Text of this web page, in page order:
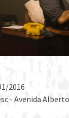
2016
- Avenida